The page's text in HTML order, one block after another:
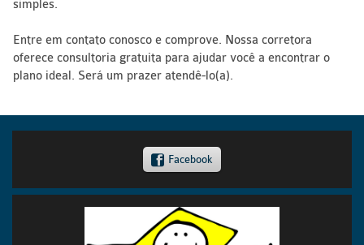
simples.
Entre em contato conosco e comprove. Nossa corretora
oferece consultoria gratuita para ajudar você a encontrar o
plano ideal. Será um prazer atendê-lo(a).
Facebook